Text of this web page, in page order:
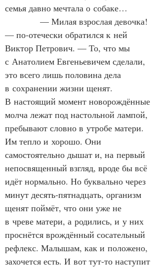
семья давно мечтала о собаке…
— Милая взрослая девочка!
— по‑отечески обратился к ней
Виктор Петрович. — То, что мы
с Анатолием Евгеньевичем сделали,
это всего лишь половина дела
в сохранении жизни щенят.
В настоящий момент новорождённые
молча лежат под настольной лампой,
пребывают словно в утробе матери.
Им тепло и хорошо. Они
самостоятельно дышат и, на первый
непосвященный взгляд, вроде бы всё
идёт нормально. Но буквально через
минут десять‑пятнадцать, организм
щенят поймёт, что они уже не
в чреве матери, а родились, и у них
проснётся врождённый сосательный
рефлекс. Малышам, как и положено,
захочется есть. И вот тут‑то наступит